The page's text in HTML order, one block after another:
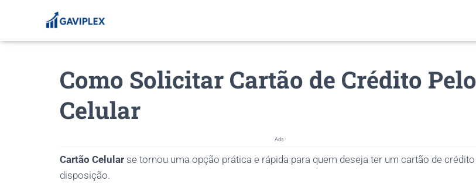
Como Solicitar Cartão de Crédito Pelo
Celular
Ads
Cartão Celular se tornou uma opção prática e rápida para quem deseja ter um cartão de crédito
disposição.